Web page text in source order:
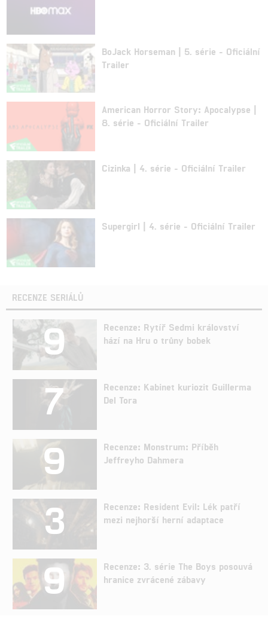
BoJack Horseman | 5. série - Oficiální
Trailer
American Horror Story: Apocalypse |
8. série - Oficiální Trailer
Cizinka | 4. série - Oficiální Trailer
Supergirl | 4. série - Oficiální Trailer
RECENZE SERIÁLŮ
9
Recenze: Rytíř Sedmi království
hází na Hru o trůny bobek
7
Recenze: Kabinet kuriozit Guillerma
Del Tora
9
Recenze: Monstrum: Příběh
Jeffreyho Dahmera
3
Recenze: Resident Evil: Lék patří
mezi nejhorší herní adaptace
9
Recenze: 3. série The Boys posouvá
hranice zvrácené zábavy